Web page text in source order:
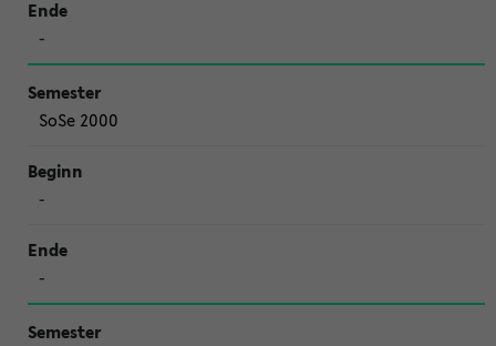
-
SoSe 2000
-
-